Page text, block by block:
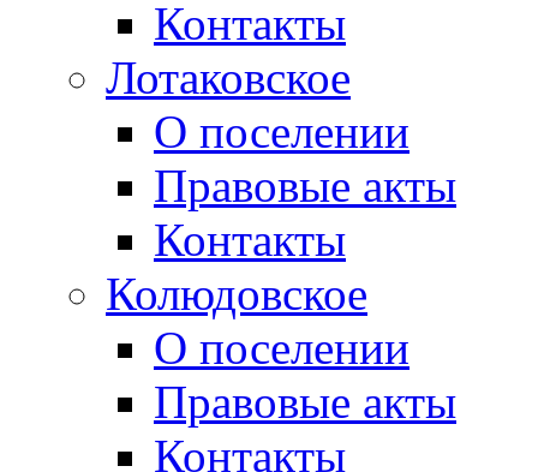
Контакты
Лотаковское
О поселении
Правовые акты
Контакты
Колюдовское
О поселении
Правовые акты
Контакты